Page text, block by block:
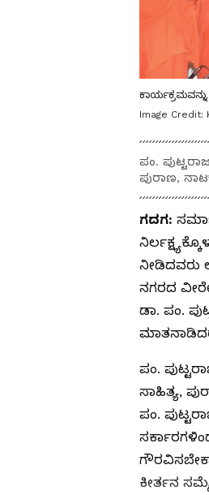
Image Credit:
ಪಂ.
ಪುರಾಣ,
ಗದಗ:
ನೀಡಿದವರು
ನಗರದ
ಡಾ. ಪಂ.
ಪಂ.
ಸಾಹಿತ್ಯ,
ಪಂ.
ಕೀರ್ತನ